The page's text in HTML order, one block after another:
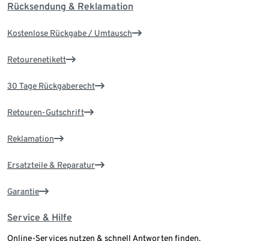
Rücksendung & Reklamation
Kostenlose Rückgabe / Umtausch
Retourenetikett
30 Tage Rückgaberecht
Retouren-Gutschrift
Reklamation
Ersatzteile & Reparatur
Garantie
Service & Hilfe
Online-Services nutzen & schnell Antworten finden.